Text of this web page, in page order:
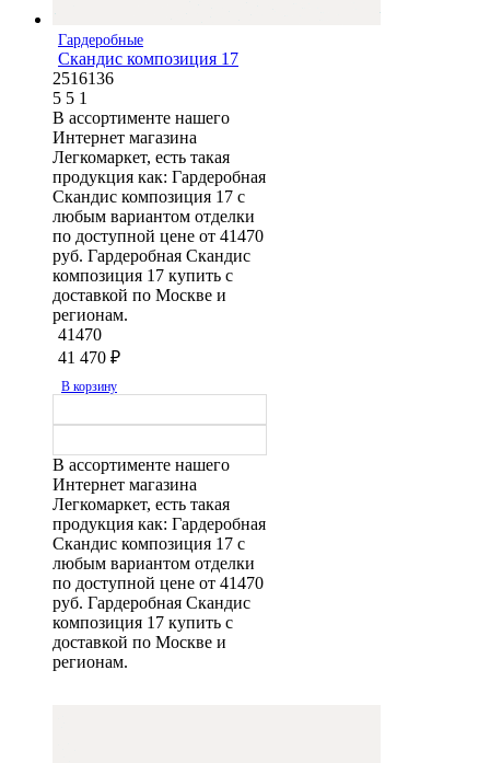
Гардеробные
Скандис композиция 17
2516136
5 5 1
В ассортименте нашего
Интернет магазина
Легкомаркет, есть такая
продукция как: Гардеробная
Скандис композиция 17 с
любым вариантом отделки
по доступной цене от 41470
руб. Гардеробная Скандис
композиция 17 купить с
доставкой по Москве и
регионам.
41470
41 470 ₽
В корзину
В ассортименте нашего
Интернет магазина
Легкомаркет, есть такая
продукция как: Гардеробная
Скандис композиция 17 с
любым вариантом отделки
по доступной цене от 41470
руб. Гардеробная Скандис
композиция 17 купить с
доставкой по Москве и
регионам.